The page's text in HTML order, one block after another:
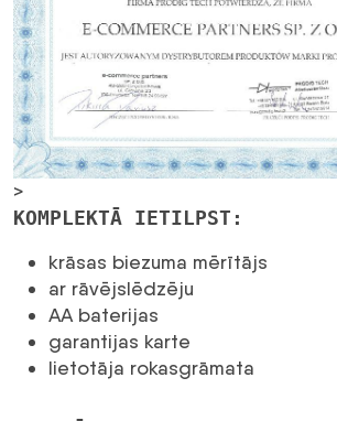
>
KOMPLEKTĀ IETILPST:
krāsas biezuma mērītājs
ar rāvējslēdzēju
AA baterijas
garantijas karte
lietotāja rokasgrāmata